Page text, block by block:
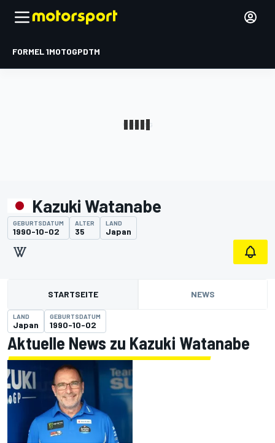
FORMEL 1MOTOGPDTM
Kazuki Watanabe
GEBURTSDATUM
1990-10-02
ALTER
35
LAND
Japan
STARTSEITE NEWS
LAND
Japan
GEBURTSDATUM
1990-10-02
Aktuelle News zu Kazuki Watanabe